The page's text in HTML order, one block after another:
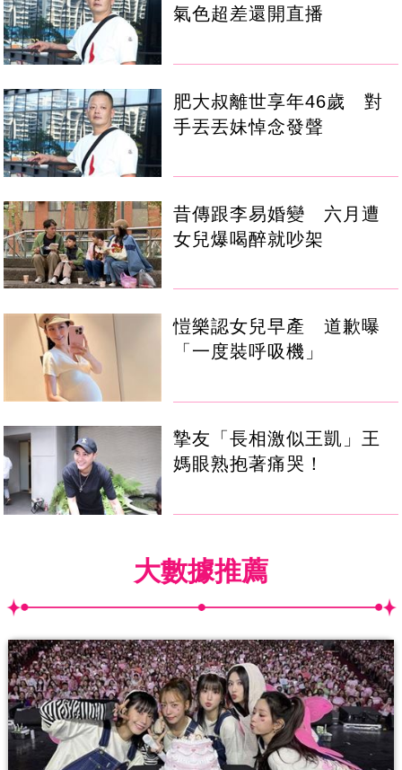
氣色超差還開直播
肥大叔離世享年46歲 對
手丟丟妹悼念發聲
昔傳跟李易婚變 六月遭
女兒爆喝醉就吵架
愷樂認女兒早產 道歉曝
「一度裝呼吸機」
摯友「長相激似王凱」王
媽眼熟抱著痛哭！
大數據推薦